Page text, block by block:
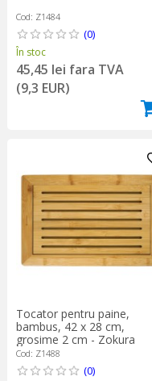
Cod: Z1484
(0)
În stoc
45,45 lei fara TVA
(9,3 EUR)
Tocator pentru paine,
bambus, 42 x 28 cm,
grosime 2 cm - Zokura
Cod: Z1488
(0)